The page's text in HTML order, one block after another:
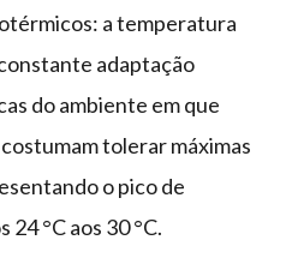
a temperatura
adaptação
do ambiente em que
tolerar máximas
o pico de
24 °C aos 30 °C.